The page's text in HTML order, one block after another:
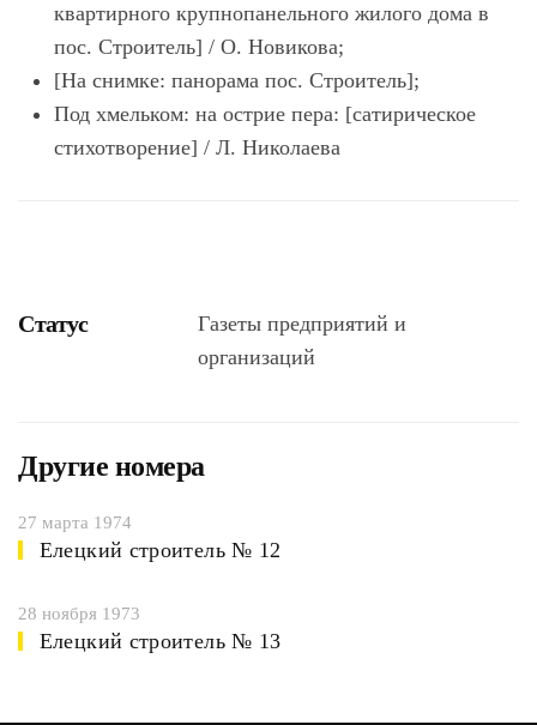
квартирного крупнопанельного жилого дома в
пос. Строитель] / О. Новикова;
[На снимке: панорама пос. Строитель];
Под хмельком: на острие пера: [сатирическое
стихотворение] / Л. Николаева
Статус
Газеты предприятий и
организаций
Другие номера
27 марта 1974
Елецкий строитель № 12
28 ноября 1973
Елецкий строитель № 13